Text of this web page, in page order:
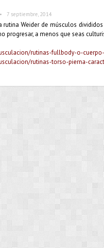
• 7 septiembre, 2014
rutina Weider de músculos
progresar, a menos que seas
rutinas-fullbody-o-
rutinas-torso-pierna-